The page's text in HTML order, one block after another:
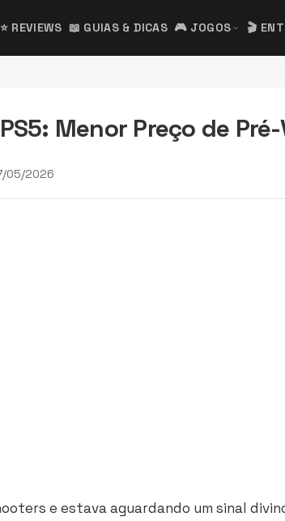
⭐ REVIEWS 📖 GUIAS & DICAS 🎮 JOGOS expand_more 🎬
Menor Preço de
05/2026
e estava aguardando um sinal